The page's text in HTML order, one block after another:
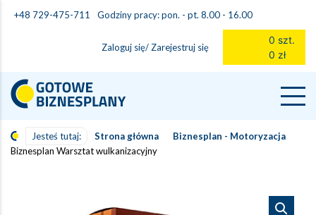
+48 729-475-711 Godziny pracy: pon. - pt. 8.00 - 16.00
Zaloguj się/ Zarejestruj się
0 szt.
0 zł
Jesteś tutaj: Strona główna
Biznesplan - Motoryzacja
Biznesplan Warsztat wulkanizacyjny